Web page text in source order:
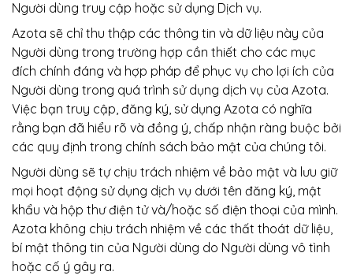
Người dùng truy cập hoặc sử dụng Dịch vụ.
Azota sẽ chỉ thu thập các thông tin và dữ liệu này của
Người dùng trong trường hợp cần thiết cho các mục
đích chính đáng và hợp pháp để phục vụ cho lợi ích của
Người dùng trong quá trình sử dụng dịch vụ của Azota.
Việc bạn truy cập, đăng ký, sử dụng Azota có nghĩa
rằng bạn đã hiểu rõ và đồng ý, chấp nhận ràng buộc bởi
các quy định trong chính sách bảo mật của chúng tôi.
Người dùng sẽ tự chịu trách nhiệm về bảo mật và lưu giữ
mọi hoạt động sử dụng dịch vụ dưới tên đăng ký, mật
khẩu và hộp thư điện tử và/hoặc số điện thoại của mình.
Azota không chịu trách nhiệm về các thất thoát dữ liệu,
bí mật thông tin của Người dùng do Người dùng vô tình
hoặc cố ý gây ra.